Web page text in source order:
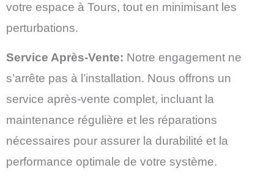
votre espace à Tours, tout en minimisant les
perturbations.
Service Après-Vente: Notre engagement ne
s’arrête pas à l’installation. Nous offrons un
service après-vente complet, incluant la
maintenance régulière et les réparations
nécessaires pour assurer la durabilité et la
performance optimale de votre système.